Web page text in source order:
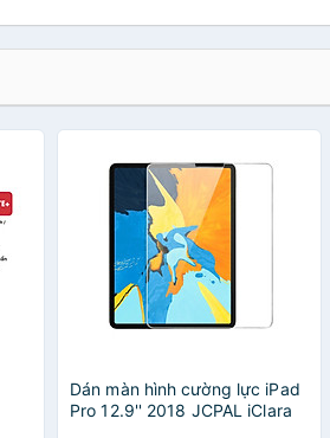
Dán màn hình cường lực iPad
Pro 12.9'' 2018 JCPAL iClara